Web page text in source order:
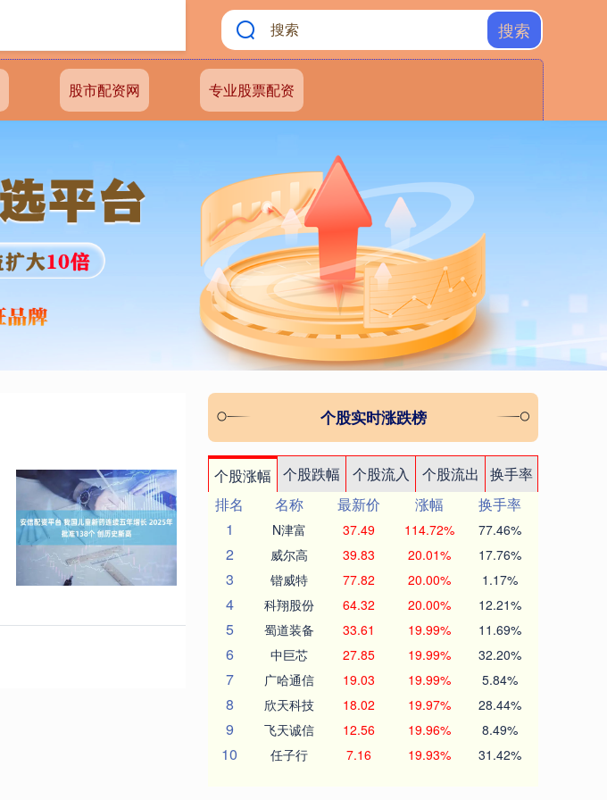
搜索
股市配资网 专业股票配资
个股实时涨跌榜
个股涨幅 个股跌幅 个股流入 个股流出
换手率
排名
名称 最新价 涨幅
换手率
1
N津富 37.49 114.72% 77.46%
2 威尔高 39.83 20.01% 17.76%
3 锴威特 77.82 20.00% 1.17%
4 科翔股份 64.32 20.00% 12.21%
5 蜀道装备 33.61 19.99% 11.69%
6 中巨芯 27.85 19.99% 32.20%
7 广哈通信 19.03 19.99% 5.84%
8 欣天科技 18.02 19.97% 28.44%
9 飞天诚信 12.56 19.96% 8.49%
10 任子行 7.16 19.93% 31.42%